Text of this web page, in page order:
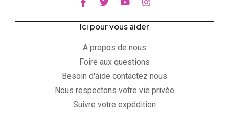
Ici pour vous aider
A propos de nous
Foire aux questions
Besoin d'aide contactez nous
Nous respectons votre vie privée
Suivre votre expédition